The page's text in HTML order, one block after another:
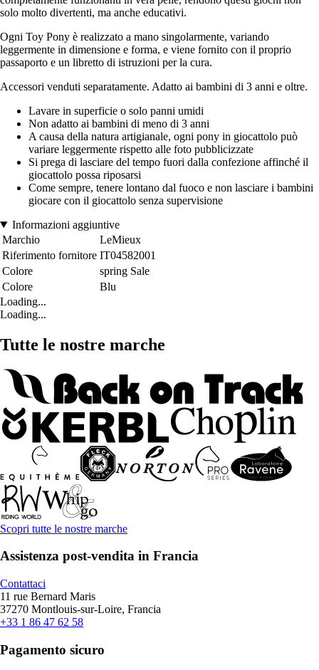
solo molto divertenti, ma anche educativi.
Ogni Toy Pony è realizzato a mano singolarmente, variando
leggermente in dimensione e forma, e viene fornito con il proprio
passaporto e un libretto di istruzioni per la cura.
Accessori venduti separatamente. Adatto ai bambini di 3 anni e oltre.
Lavare in superficie o solo panni umidi
Non adatto ai bambini di meno di 3 anni
A causa della natura artigianale, ogni pony in giocattolo può
variare leggermente rispetto alle foto pubblicizzate
Si prega di lasciare del tempo fuori dalla confezione affinché il
giocattolo possa riposarsi
Come sempre, tenere lontano dal fuoco e non lasciare i bambini
giocare con il giocattolo senza supervisione
Informazioni aggiuntive
Marchio
LeMieux
Riferimento fornitore IT04582001
Colore
spring Sale
Colore
Blu
Loading...
Loading...
Tutte le nostre marche
Scopri tutte le nostre marche
Assistenza post-vendita in Francia
Contattaci
11 rue Bernard Maris
37270 Montlouis-sur-Loire, Francia
+33 1 86 47 62 58
Pagamento sicuro